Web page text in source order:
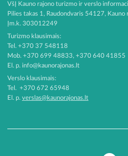
VšĮ Kauno rajono turizmo ir verslo
Pilies takas 1, Raudondvaris 54127, Kauno
Įm.k. 303012249
Turizmo klausimais:
Tel. +370 37 548118
Mob. +370 699 48833, +370 640 41855
El. p. info@kaunorajonas.lt
Verslo klausimais:
Tel. +370 672 65948
El. p. verslas@kaunorajonas.lt